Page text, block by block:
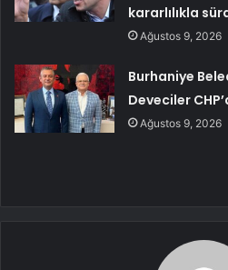
kararlılıkla
Ağustos 9, 2026
Burhaniye
Deveciler
Ağustos 9, 2026